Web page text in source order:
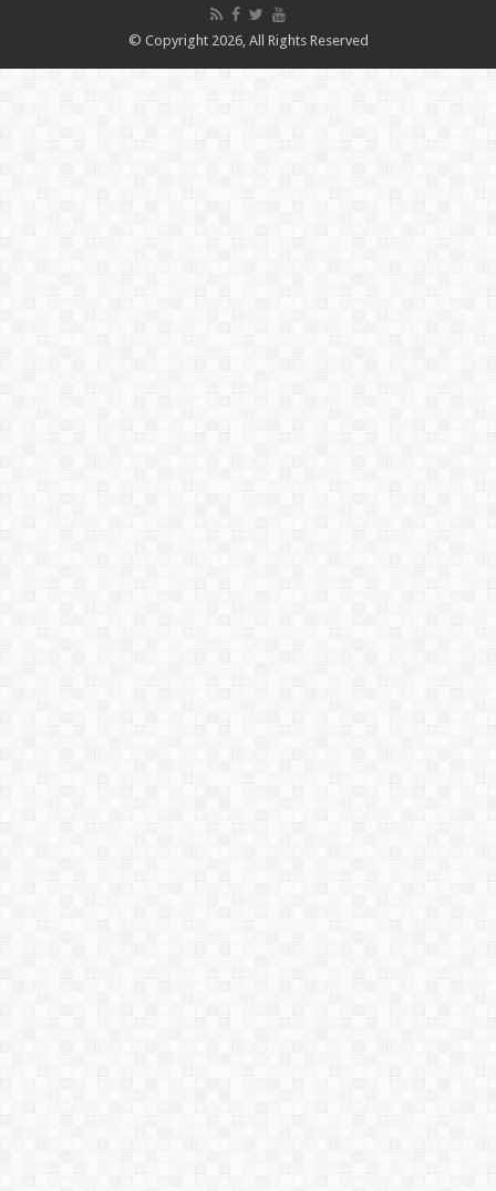
© Copyright 2026, All Rights Reserved